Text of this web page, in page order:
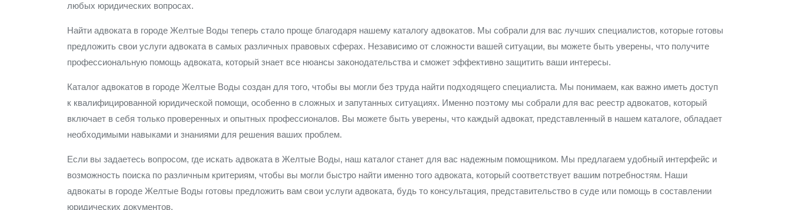
любых юридических вопросах.
Найти адвоката в городе Желтые Воды теперь стало проще благодаря нашему каталогу адвокатов. Мы собрали для вас лучших специалистов, которые готовы
предложить свои услуги адвоката в самых различных правовых сферах. Независимо от сложности вашей ситуации, вы можете быть уверены, что получите
профессиональную помощь адвоката, который знает все нюансы законодательства и сможет эффективно защитить ваши интересы.
Каталог адвокатов в городе Желтые Воды создан для того, чтобы вы могли без труда найти подходящего специалиста. Мы понимаем, как важно иметь доступ
к квалифицированной юридической помощи, особенно в сложных и запутанных ситуациях. Именно поэтому мы собрали для вас реестр адвокатов, который
включает в себя только проверенных и опытных профессионалов. Вы можете быть уверены, что каждый адвокат, представленный в нашем каталоге, обладает
необходимыми навыками и знаниями для решения ваших проблем.
Если вы задаетесь вопросом, где искать адвоката в Желтые Воды, наш каталог станет для вас надежным помощником. Мы предлагаем удобный интерфейс и
возможность поиска по различным критериям, чтобы вы могли быстро найти именно того адвоката, который соответствует вашим потребностям. Наши
адвокаты в городе Желтые Воды готовы предложить вам свои услуги адвоката, будь то консультация, представительство в суде или помощь в составлении
юридических документов.